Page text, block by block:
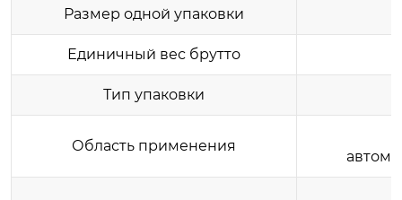
Размер одной упаковки
Единичный вес брутто
Тип упаковки
Область применения